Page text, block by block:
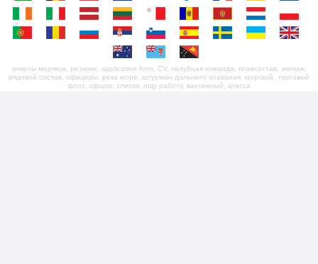
анкеты моряков, резюме, application form, CV, палубная команда, плавсостав, экипаж,
рядовой состав, офицеры, река море, штурман дальнего плавания, морской, торговый
флот, офшор, список, ищу работу, вахтенный, класса